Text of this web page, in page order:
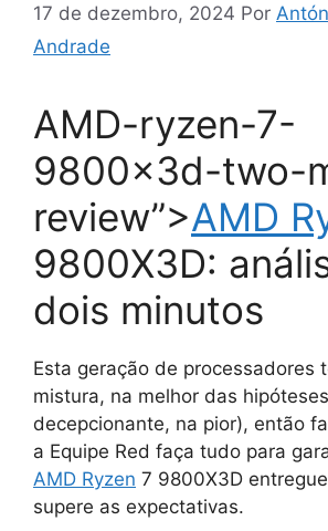
17 de dezembro, 2024 Por
Andrade
AMD-ryzen-7-
9800x3d-two-
review”>AMD
9800X3D:
dois minutos
Esta geração de processadores
mistura, na melhor das
decepcionante, na pior), então
a Equipe Red faça tudo para
AMD Ryzen 7 9800X3D
supere as expectativas.